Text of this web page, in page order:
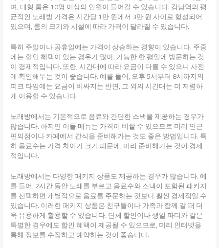
며, 대형 룸은 10명 이상의 인원이 들어갈 수 있습니다. 강남역의 평
균적인 노래방 가격은 시간당 1만 원에서 3만 원 사이로 형성되어
있으며, 룸의 크기와 시설에 따라 가격이 달라질 수 있습니다.
특히 주말이나 공휴일에는 가격이 상승하는 경향이 있습니다. 주중
에는 할인 혜택이 있는 경우가 많아, 가능한 한 평일에 방문하는 것
이 경제적입니다. 또한, 시간대에 따라 요금이 다를 수 있으니 사전
에 확인해두는 것이 좋습니다. 예를 들어, 오후 5시부터 8시까지의
피크 타임에는 요금이 비싸지는 반면, 그 외의 시간대는 더 저렴하
게 이용할 수 있습니다.
노래방에서는 기본적으로 음료와 간단한 스낵을 제공하는 경우가
많습니다. 하지만 이들 메뉴는 가격이 비쌀 수 있으므로 미리 인근
편의점이나 카페에서 간식을 준비해가는 것도 좋은 방법입니다. 특
히 음료수는 가격 차이가 크기 때문에, 미리 준비해가는 것이 경제
적입니다.
노래방에서는 다양한 패키지 상품도 제공하는 경우가 많습니다. 예
를 들어, 2시간 동안 노래를 부르고 음료수와 스낵이 포함된 패키지
를 선택하면 개별적으로 음료를 주문하는 것보다 훨씬 경제적일 수
있습니다. 이러한 패키지 상품은 친구들이나 가족과 함께 갈 때 더
욱 유용하게 활용할 수 있습니다. 단체 할인이나 생일 파티와 같은
특별한 경우에도 할인 혜택이 제공될 수 있으므로, 미리 인터넷을
통해 정보를 수집하고 예약하는 것이 좋습니다.